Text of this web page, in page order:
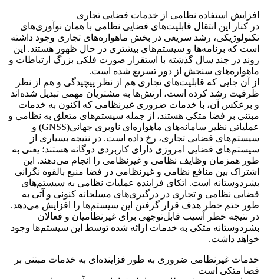
افزایش استفاده نظامی از خدمات فضایی تجاری
در کنار این انتقال قابلیت‌های فضایی نظامی با همان نوآوری‌های
تکنولوژیکی، رشد سریعی در بخش ماهواره‌های تجاری وجود داشته
است که برنامه‌ها و سیستم‌های بیشتری در حال ظهور هستند. این
روند در چند سال گذشته با استقرار صورت فلکی بزرگ ارتباطات و
ماهواره‌های سنجش از دور تسریع شده است.
از آن جایی که قابلیت‌های تجاری هم از نظر پیچیدگی و هم از نظر
ظرفیت رشد کرده است، ارتش‌ها به مشتریان مهمی تبدیل شده‌اند
و برعکس آن، با خدمات ضروری غیرنظامی که اکنون به خدمات
مبتنی بر فضا متکی هستند، از جمله سیستم‌های متعلق به نظامی و
عملیاتی نظیر سامانه‌های ماهواره‌ای ناوبری جهانی(GNSS) و
سیستم‌های فضایی تجاری، رخ داده است. در نتیجه بسیاری از
سیستم‌های فضایی امروزی دارای کاربردی دوگانه هستند؛ یعنی به
طور همزمان وظایف نظامی و غیرنظامی را انجام می‌دهند. این
اشتراک بین منافع نظامی و غیرنظامی در فضا منبع بالقوه نگرانی
بشردوستانه است. اتکای فزاینده عملیات نظامی به سیستم‌های
فضایی نظامی و تجاری در درگیری‌های مسلحانه کنونی و آتی به
طور حتم خطر هدف قرار گرفتن این سیستم‌ها را افزایش می‌دهد.
در نتیجه خطر آسیب قابل‌توجهی برای غیرنظامیان و فعالان
بشردوستانه متکی به خدمات ارائه شده توسط این سیستم‌ها وجود
خواهد داشت.
خدمات غیرنظامی ضروری به طور فزاینده‌ای به خدمات مبتنی بر
فضا متکی است